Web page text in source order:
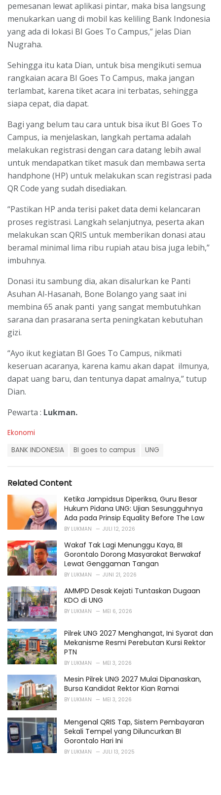
pemesanan lewat aplikasi pintar, maka bisa langsung
menukarkan uang di mobil kas keliling Bank Indonesia
yang ada di lokasi BI Goes To Campus,” jelas Dian
Nugraha.
Sehingga itu kata Dian, untuk bisa mengikuti semua
rangkaian acara BI Goes To Campus, maka jangan
terlambat, karena tiket acara ini terbatas, sehingga
siapa cepat, dia dapat.
Bagi yang belum tau cara untuk bisa ikut BI Goes To
Campus, ia menjelaskan, langkah pertama adalah
melakukan registrasi dengan cara datang lebih awal
untuk mendapatkan tiket masuk dan membawa serta
handphone (HP) untuk melakukan scan registrasi pada
QR Code yang sudah disediakan.
“Pastikan HP anda terisi paket data demi kelancaran
proses registrasi. Langkah selanjutnya, peserta akan
melakukan scan QRIS untuk memberikan donasi atau
beramal minimal lima ribu rupiah atau bisa juga lebih,”
imbuhnya.
Donasi itu sambung dia, akan disalurkan ke Panti
Asuhan Al-Hasanah, Bone Bolango yang saat ini
membina 65 anak panti yang sangat membutuhkan
sarana dan prasarana serta peningkatan kebutuhan
gizi.
“Ayo ikut kegiatan BI Goes To Campus, nikmati
keseruan acaranya, karena kamu akan dapat ilmunya,
dapat uang baru, dan tentunya dapat amalnya,” tutup
Dian.
Pewarta : Lukman.
C
r
i
Ekonomi
:
BANK INDONESIA BI goes to campus UNG
Related Content
Ketika Jampidsus Diperiksa, Guru Besar
Hukum Pidana UNG: Ujian Sesungguhnya
Ada pada Prinsip Equality Before The Law
BY LUKMAN JULI 12, 2026
Wakaf Tak Lagi Menunggu Kaya, BI
Gorontalo Dorong Masyarakat Berwakaf
Lewat Genggaman Tangan
BY LUKMAN JUNI 21, 2026
AMMPD Desak Kejati Tuntaskan Dugaan
KDO di UNG
BY LUKMAN MEI 6, 2026
Pilrek UNG 2027 Menghangat, Ini Syarat dan
Mekanisme Resmi Perebutan Kursi Rektor
PTN
BY LUKMAN MEI 3, 2026
Mesin Pilrek UNG 2027 Mulai Dipanaskan,
Bursa Kandidat Rektor Kian Ramai
BY LUKMAN MEI 3, 2026
Mengenal QRIS Tap, Sistem Pembayaran
Sekali Tempel yang Diluncurkan BI
Gorontalo Hari Ini
BY LUKMAN JULI 13, 2025